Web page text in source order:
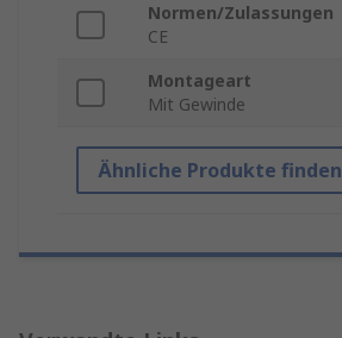
Normen/Zulassungen
CE
Montageart
Mit Gewinde
Ähnliche Produkte finden